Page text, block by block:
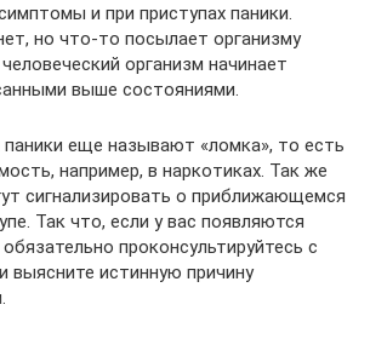
и при приступах паники.
но что-то посылает организму
организм начинает
выше состояниями.
еще называют «ломка», то есть
например, в наркотиках. Так же
сигнализировать о приближающемся
Так что, если у вас появляются
проконсультируйтесь с
выясните истинную причину